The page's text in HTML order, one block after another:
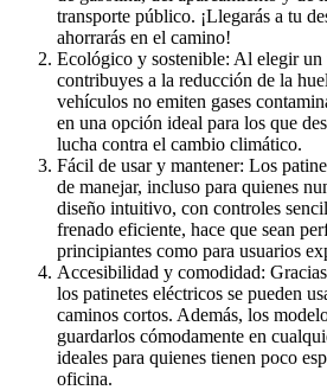
transporte público. ¡Llegarás a tu
ahorrarás en el camino!
Ecológico y sostenible: Al elegir un
contribuyes a la reducción de la
vehículos no emiten gases
en una opción ideal para los que
lucha contra el cambio climático.
Fácil de usar y mantener: Los
de manejar, incluso para quienes
diseño intuitivo, con controles
frenado eficiente, hace que sean
principiantes como para usuarios
Accesibilidad y comodidad:
los patinetes eléctricos se pueden
caminos cortos. Además, los
guardarlos cómodamente en
ideales para quienes tienen poco
oficina.